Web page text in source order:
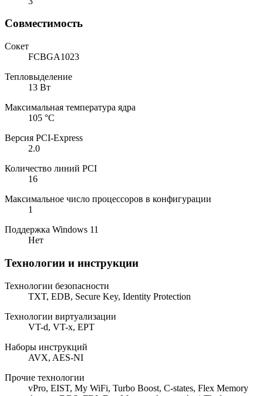
Совместимость
Сокет
FCBGA1023
Тепловыделение
13 Вт
Максимальная температура ядра
105 °C
Версия PCI-Express
2.0
Количество линий PCI
16
Максимальное число процессоров в конфигурации
1
Поддержка Windows 11
Нет
Технологии и инструкции
Технологии безопасности
TXT, EDB, Secure Key, Identity Protection
Технологии виртуализации
VT-d, VT-x, EPT
Наборы инструкций
AVX, AES-NI
Прочие технологии
vPro, EIST, My WiFi, Turbo Boost, C-states, Flex Memory